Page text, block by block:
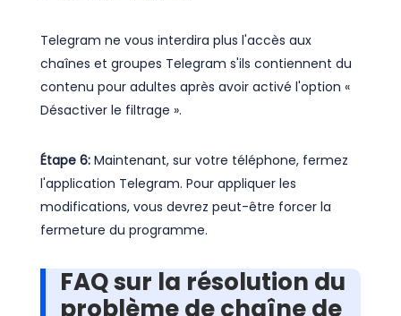
Telegram ne vous interdira plus l'accès aux
chaînes et groupes Telegram s'ils contiennent du
contenu pour adultes après avoir activé l'option «
Désactiver le filtrage ».
Étape 6: Maintenant, sur votre téléphone, fermez
l'application Telegram. Pour appliquer les
modifications, vous devrez peut-être forcer la
fermeture du programme.
FAQ sur la résolution du
problème de chaîne de